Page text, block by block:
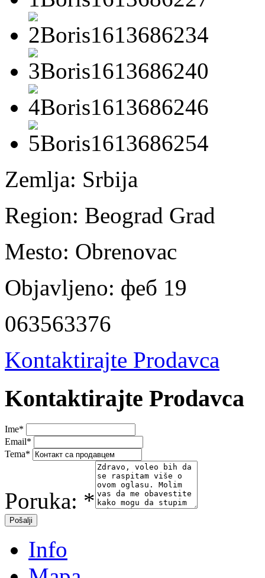
Zemlja: Srbija
Region: Beograd Grad
Mesto: Obrenovac
Objavljeno: феб 19
063563376
Kontaktirajte Prodavca
Kontaktirajte Prodavca
Ime*
Email*
Tema*
Poruka: *
Info